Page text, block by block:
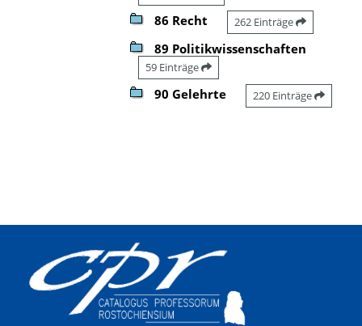
86 Recht 262 Einträge
89 Politikwissenschaften
59 Einträge
90 Gelehrte 220 Einträge